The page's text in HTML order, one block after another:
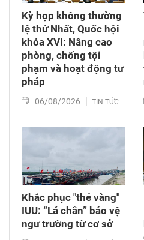
Kỳ họp không thường
lệ thứ Nhất, Quốc hội
khóa XVI: Nâng cao
phòng, chống tội
phạm và hoạt động tư
pháp
06/08/2026 TIN TỨC
Khắc phục "thẻ vàng"
IUU: “Lá chắn” bảo vệ
ngư trường từ cơ sở